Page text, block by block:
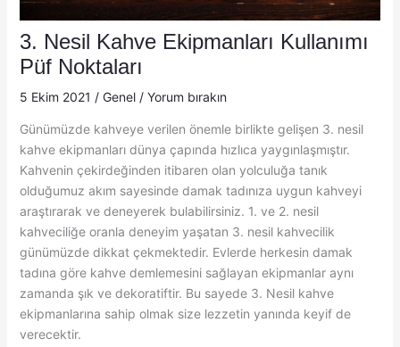
3. Nesil Kahve Ekipmanları Kullanımı
Püf Noktaları
5 Ekim 2021 / Genel/ Yorum bırakın
Günümüzde kahveye verilen önemle birlikte gelişen 3. nesil
kahve ekipmanları dünya çapında hızlıca yaygınlaşmıştır.
Kahvenin çekirdeğinden itibaren olan yolculuğa tanık
olduğumuz akım sayesinde damak tadınıza uygun kahveyi
araştırarak ve deneyerek bulabilirsiniz. 1. ve 2. nesil
kahveciliğe oranla deneyim yaşatan 3. nesil kahvecilik
günümüzde dikkat çekmektedir. Evlerde herkesin damak
tadına göre kahve demlemesini sağlayan ekipmanlar aynı
zamanda şık ve dekoratiftir. Bu sayede 3. Nesil kahve
ekipmanlarına sahip olmak size lezzetin yanında keyif de
verecektir.